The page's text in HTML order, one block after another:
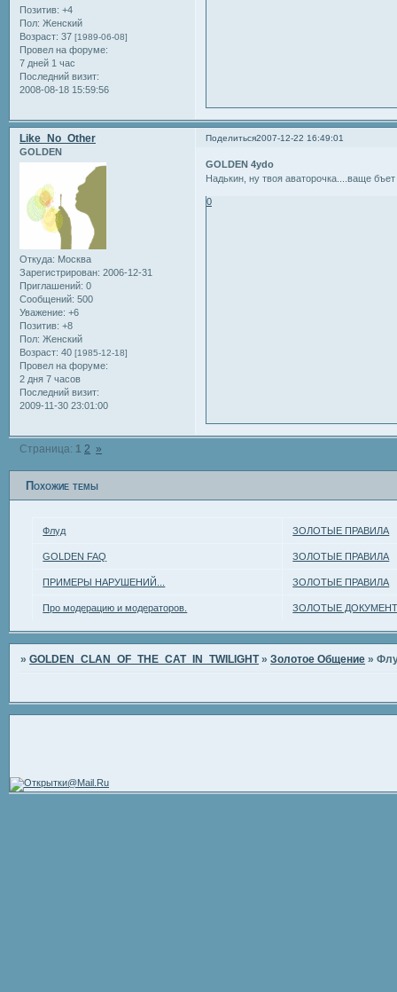
Позитив: +4
Пол: Женский
Возраст: 37 [1989-06-08]
Провел на форуме:
7 дней 1 час
Последний визит:
2008-08-18 15:59:56
Поделиться2007-12-22 16:49:01
Like_No_Other
GOLDEN
Откуда: Москва
Зарегистрирован: 2006-12-31
Приглашений: 0
Сообщений: 500
Уважение: +6
Позитив: +8
Пол: Женский
Возраст: 40 [1985-12-18]
Провел на форуме:
2 дня 7 часов
Последний визит:
2009-11-30 23:01:00
GOLDEN 4ydo
Надькин, ну твоя аваторочка....ваще
0
Страница: 1 2 »
Похожие темы
Флуд ЗОЛОТЫЕ ПРАВИЛА
GOLDEN FAQ ЗОЛОТЫЕ ПРАВИЛА
ПРИМЕРЫ НАРУШЕНИЙ... ЗОЛОТЫЕ ПРАВИЛА
Про модерацию и модераторов. ЗОЛОТЫЕ
»GOLDEN_CLAN_OF_THE_CAT_IN_TWILIGHT »Золотое Общение »